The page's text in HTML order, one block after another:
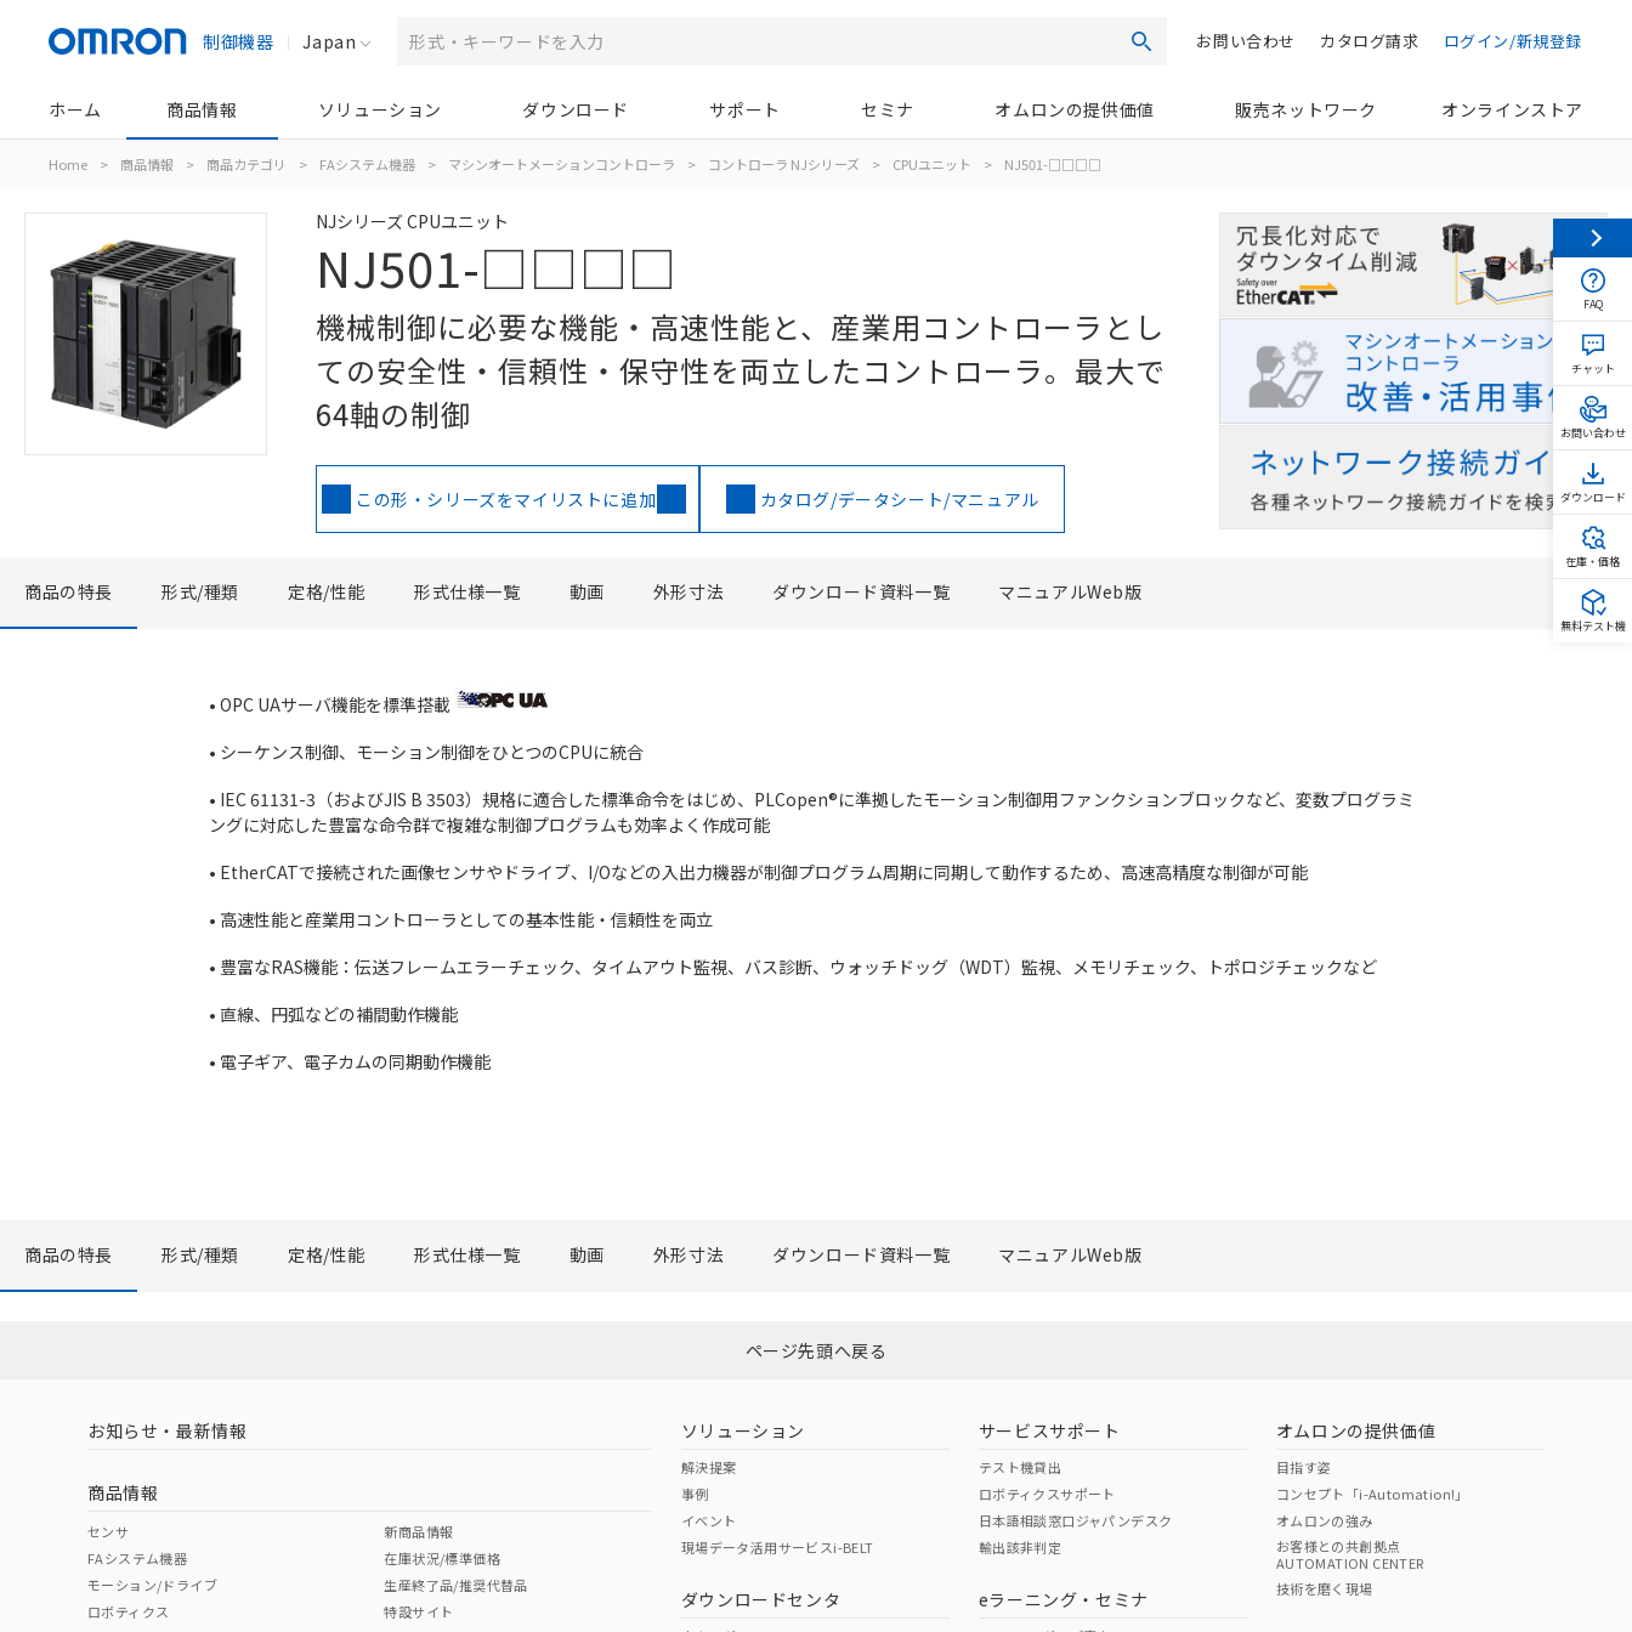
制御機器 Japan 検索 ログイン/新規登録
カタログ請求
お問い合わせ
ホーム 商品情報 ソリューション ダウンロード サポート セミナ オムロンの提供価値 販売ネットワーク オンラインストア
Home > 商品情報 > 商品カテゴリ > FAシステム機器 > マシンオートメーションコントローラ > コントローラ NJシリーズ > CPUユニット > NJ501-□□□□
NJシリーズ CPUユニット
NJ501-□□□□
機械制御に必要な機能・高速性能と、産業用コントローラとし
ての安全性・信頼性・保守性を両立したコントローラ。最大で
64軸の制御
この形・シリーズをマイリストに追加 カタログ/データシート/マニュアル
商品の特長 形式/種類 定格/性能 形式仕様一覧 動画 外形寸法 ダウンロード資料一覧 マニュアルWeb版
• OPC UAサーバ機能を標準搭載
• シーケンス制御、モーション制御をひとつのCPUに統合
• IEC 61131-3（およびJIS B 3503）規格に適合した標準命令をはじめ、PLCopen®に準拠したモーション制御用ファンクションブロックなど、変数プログラミ
ングに対応した豊富な命令群で複雑な制御プログラムも効率よく作成可能
• EtherCATで接続された画像センサやドライブ、I/Oなどの入出力機器が制御プログラム周期に同期して動作するため、高速高精度な制御が可能
• 高速性能と産業用コントローラとしての基本性能・信頼性を両立
• 豊富なRAS機能：伝送フレームエラーチェック、タイムアウト監視、バス診断、ウォッチドッグ（WDT）監視、メモリチェック、トポロジチェックなど
• 直線、円弧などの補間動作機能
• 電子ギア、電子カムの同期動作機能
商品の特長 形式/種類 定格/性能 形式仕様一覧 動画 外形寸法 ダウンロード資料一覧 マニュアルWeb版
ページ先頭へ戻る
お知らせ・最新情報
商品情報
センサ
FAシステム機器
モーション/ドライブ
ロボティクス
新商品情報
在庫状況/標準価格
生産終了品/推奨代替品
特設サイト
ソリューション
解決提案
事例
イベント
現場データ活用サービスi-BELT
ダウンロードセンタ
サービスサポート
テスト機貸出
ロボティクスサポート
日本語相談窓口ジャパンデスク
輸出該非判定
eラーニング・セミナ
オムロンの提供価値
目指す姿
コンセプト「i-Automation!」
オムロンの強み
お客様との共創拠点
AUTOMATION CENTER
技術を磨く現場
FAQ
チャット
お問い合わせ
ダウンロード
在庫・価格
無料テスト機